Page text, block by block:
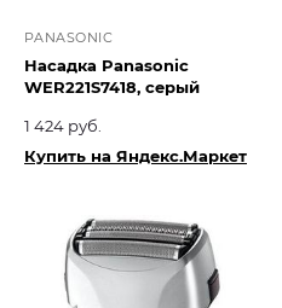
PANASONIC
Насадка Panasonic
WER221S7418, серый
1 424 руб.
Купить на Яндекс.Маркет